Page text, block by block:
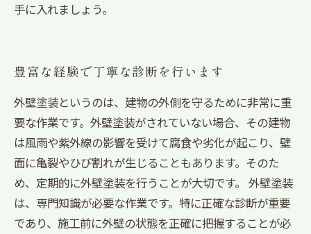
手に入れましょう。
豊富な経験で丁寧な診断を行います
外壁塗装というのは、建物の外側を守るために非常に重
要な作業です。外壁塗装がされていない場合、その建物
は風雨や紫外線の影響を受けて腐食や劣化が起こり、壁
面に亀裂やひび割れが生じることもあります。そのた
め、定期的に外壁塗装を行うことが大切です。 外壁塗装
は、専門知識が必要な作業です。特に正確な診断が重要
であり、施工前に外壁の状態を正確に把握することが必